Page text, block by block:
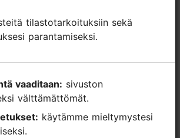
tilastotarkoituksiin sekä
parantamiseksi.
vaaditaan:
välttämättömät.
tilastotarkoituksiin sekä
parantamiseksi.
vaaditaan:
välttämättömät.